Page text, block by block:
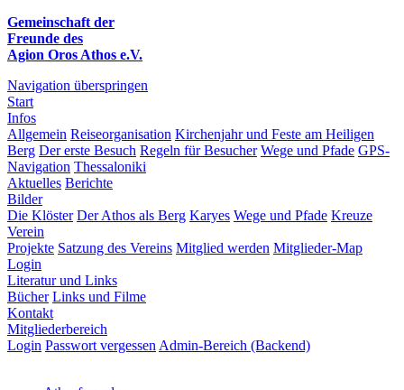
Gemeinschaft der
Freunde des
Agion Oros Athos e.V.
Navigation überspringen
Start
Infos
Allgemein Reiseorganisation Kirchenjahr und Feste am Heiligen
Berg Der erste Besuch Regeln für Besucher Wege und Pfade GPS-
Navigation Thessaloniki
Aktuelles Berichte
Bilder
Die Klöster Der Athos als Berg Karyes Wege und Pfade Kreuze
Verein
Projekte Satzung des Vereins Mitglied werden Mitglieder-Map
Login
Literatur und Links
Bücher Links und Filme
Kontakt
Mitgliederbereich
Login Passwort vergessen Admin-Bereich (Backend)